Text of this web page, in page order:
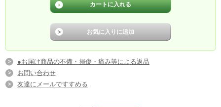
●お届け商品の不備・損傷・痛み等による返品
お問い合わせ
友達にメールですすめる